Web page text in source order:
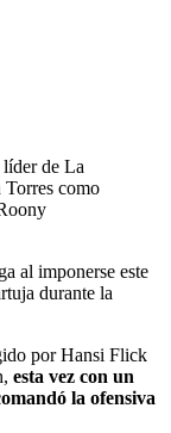
de La
Torres como
al imponerse este
durante la
por Hansi Flick
esta vez con un
la ofensiva